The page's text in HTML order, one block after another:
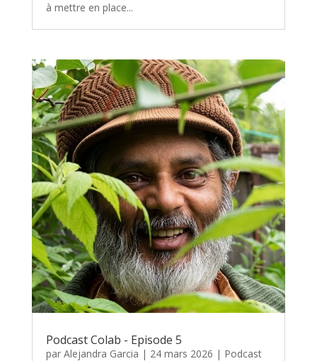
à mettre en place...
Podcast Colab - Episode 5
par Alejandra Garcia | 24 mars 2026 | Podcast